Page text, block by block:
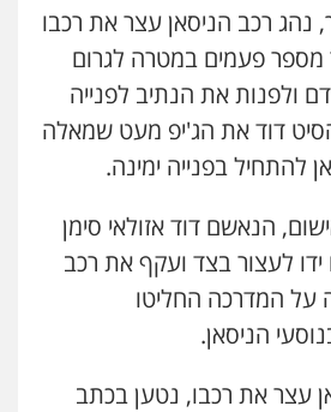
נהג רכב הניסאן עצר את רכבו
מספר פעמים במטרה לגרום
ולפנות את הנתיב לפנייה
דוד את הג'יפ מעט שמאלה
להתחיל בפנייה ימינה.
הנאשם דוד אזולאי סימן
ידו לעצור בצד ועקף את רכב
על המדרכה החליטו
הניסאן.
עצר את רכבו, נטען בכתב